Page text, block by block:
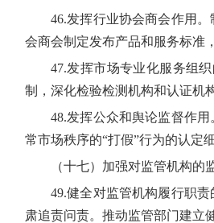
46.发挥行业协会商会作用
会商会制定发布产品和服务标准
47.发挥市场专业化服务组
制，深化检验检测机构和认证机
48.发挥公众和舆论监督作
常市场秩序的“打假”行为的认定
（十七）加强对监管机构的
49.健全对监管机构履行职
肃追责问责。推动监管部门建立